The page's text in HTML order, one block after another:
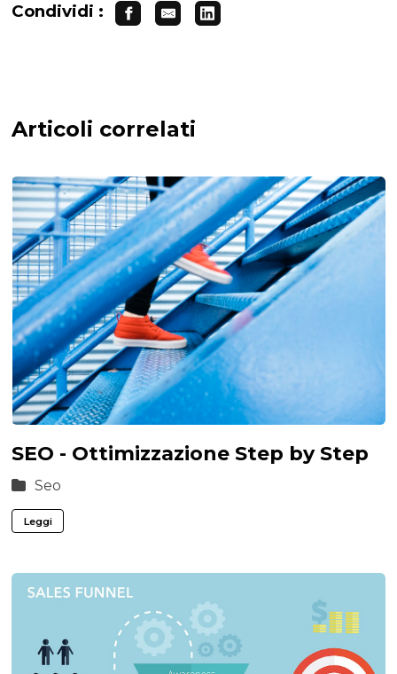
Condividi :
Articoli correlati
SEO - Ottimizzazione Step by Step
Seo
Leggi